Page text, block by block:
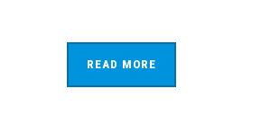
READ MORE